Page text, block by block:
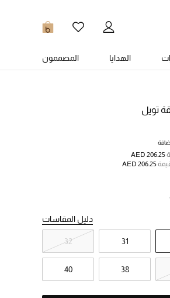
0
الهدايا المصممون
تويل
AED 206.25
AED 206.25
دليل المقاسات
31
32
38
40